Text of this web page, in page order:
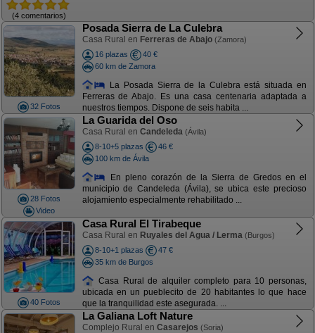
(4 comentarios)
32 Fotos
Posada Sierra de La Culebra
Casa Rural en Ferreras de Abajo (Zamora)
16 plazas
40 €
60 km de Zamora
La Posada Sierra de la Culebra está situada en
Ferreras de Abajo. Es una casa centenaria adaptada a
nuestros tiempos. Dispone de seis habita ...
28 Fotos
Video
La Guarida del Oso
Casa Rural en Candeleda (Ávila)
8-10+5 plazas
46 €
100 km de Ávila
En pleno corazón de la Sierra de Gredos en el
municipio de Candeleda (Ávila), se ubica este precioso
alojamiento especialmente rehabilitado ...
40 Fotos
Casa Rural El Tirabeque
Casa Rural en Ruyales del Agua / Lerma (Burgos)
8-10+1 plazas
47 €
35 km de Burgos
Casa Rural de alquiler completo para 10 personas,
ubicada en un pueblecito de 20 habitantes lo que hace
que la tranquilidad este asegurada. ...
La Galiana Loft Nature
Complejo Rural en Casarejos (Soria)